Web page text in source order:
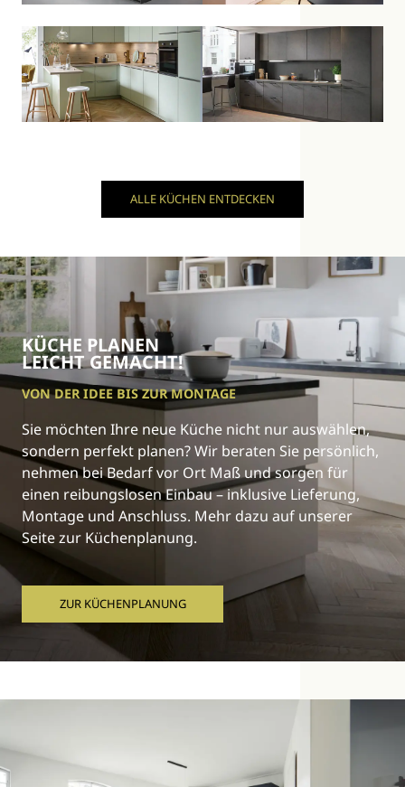
ALLE KÜCHEN ENTDECKEN
KÜCHE PLANEN
LEICHT GEMACHT!
VON DER IDEE BIS ZUR MONTAGE
Sie möchten Ihre neue Küche nicht nur auswählen,
sondern perfekt planen? Wir beraten Sie persönlich,
nehmen bei Bedarf vor Ort Maß und sorgen für
einen reibungslosen Einbau – inklusive Lieferung,
Montage und Anschluss. Mehr dazu auf unserer
Seite zur Küchenplanung.
ZUR KÜCHENPLANUNG